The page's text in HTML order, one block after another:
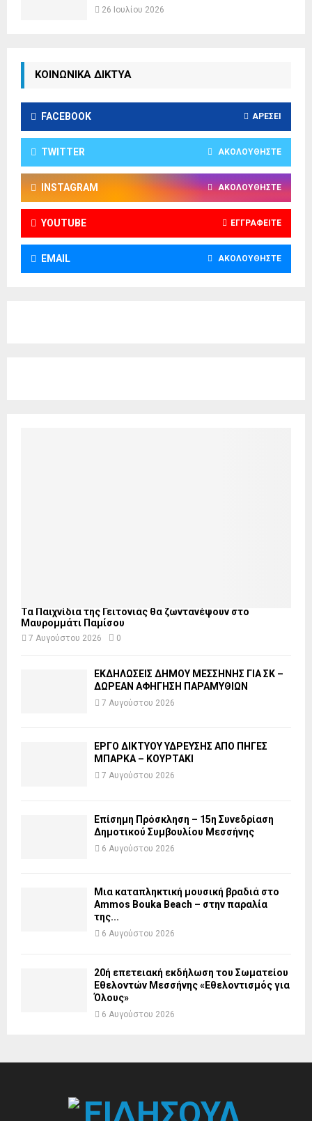
26 Ιουλίου 2026
ΚΟΙΝΩΝΙΚΑ ΔΙΚΤΥΑ
FACEBOOK ΑΡΈΣΕΙ
TWITTER ΑΚΟΛΟΥΘΉΣΤΕ
INSTAGRAM ΑΚΟΛΟΥΘΉΣΤΕ
YOUTUBE ΕΓΓΡΑΦΕΊΤΕ
EMAIL ΑΚΟΛΟΥΘΉΣΤΕ
Τα Παιχνίδια της Γειτονιάς θα ζωντανέψουν στο
Μαυρομμάτι Παμίσου
7 Αυγούστου 2026 0
ΕΚΔΗΛΩΣΕΙΣ ΔΗΜΟΥ ΜΕΣΣΗΝΗΣ ΓΙΑ ΣΚ –
ΔΩΡΕΑΝ ΑΦΗΓΗΣΗ ΠΑΡΑΜΥΘΙΩΝ
7 Αυγούστου 2026
ΕΡΓΟ ΔΙΚΤΥΟΥ ΥΔΡΕΥΣΗΣ ΑΠΟ ΠΗΓΕΣ
ΜΠΑΡΚΑ – ΚΟΥΡΤΑΚΙ
7 Αυγούστου 2026
Επίσημη Πρόσκληση – 15η Συνεδρίαση
Δημοτικού Συμβουλίου Μεσσήνης
6 Αυγούστου 2026
Μια καταπληκτική μουσική βραδιά στο
Ammos Bouka Beach – στην παραλία
της...
6 Αυγούστου 2026
20ή επετειακή εκδήλωση του Σωματείου
Εθελοντών Μεσσήνης «Εθελοντισμός για
Όλους»
6 Αυγούστου 2026